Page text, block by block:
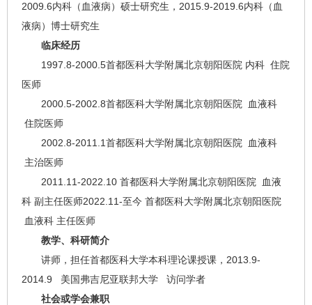
2009.6内科（血液病）硕士研究生，2015.9-2019.6内科（血
液病）博士研究生
临床经历
1997.8-2000.5首都医科大学附属北京朝阳医院 内科 住院
医师
2000.5-2002.8首都医科大学附属北京朝阳医院 血液科
住院医师
2002.8-2011.1首都医科大学附属北京朝阳医院 血液科
主治医师
2011.11-2022.10 首都医科大学附属北京朝阳医院 血液
科 副主任医师2022.11-至今 首都医科大学附属北京朝阳医院
血液科 主任医师
教学、科研简介
讲师，担任首都医科大学本科理论课授课，2013.9-
2014.9 美国弗吉尼亚联邦大学 访问学者
社会或学会兼职